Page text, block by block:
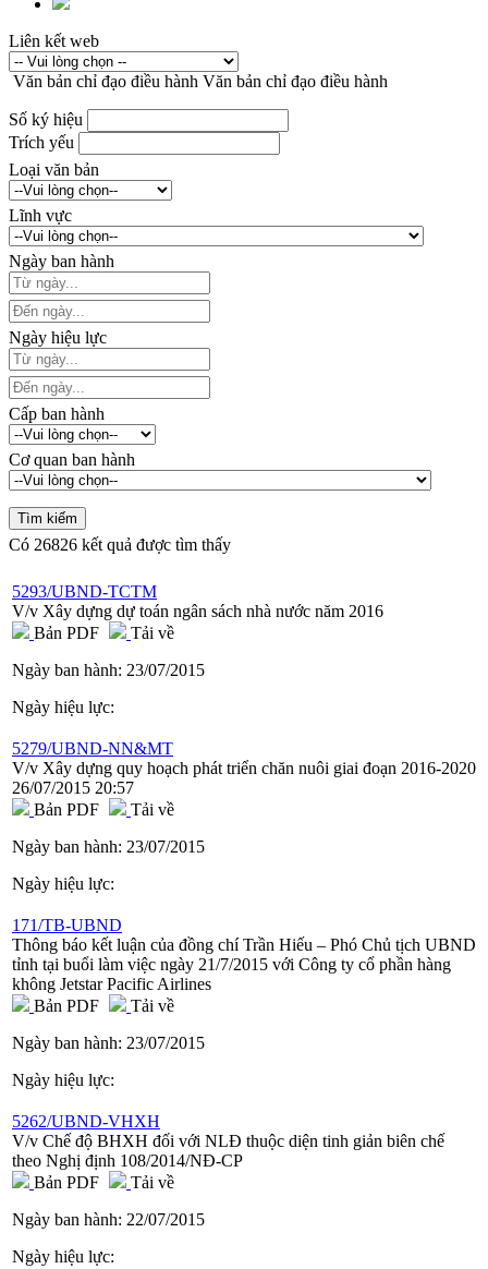
Liên kết web
Văn bản chỉ đạo điều hành Văn bản chỉ đạo điều hành
Số ký hiệu
Trích yếu
Loại văn bản
Lĩnh vực
Ngày ban hành
Ngày hiệu lực
Cấp ban hành
Cơ quan ban hành
Có 26826 kết quả được tìm thấy
5293/UBND-TCTM
V/v Xây dựng dự toán ngân sách nhà nước năm 2016
Bản PDF
Tải về
Ngày ban hành: 23/07/2015
Ngày hiệu lực:
5279/UBND-NN&MT
V/v Xây dựng quy hoạch phát triển chăn nuôi giai đoạn 2016-2020
26/07/2015 20:57
Bản PDF
Tải về
Ngày ban hành: 23/07/2015
Ngày hiệu lực:
171/TB-UBND
Thông báo kết luận của đồng chí Trần Hiếu – Phó Chủ tịch UBND
tỉnh tại buổi làm việc ngày 21/7/2015 với Công ty cổ phần hàng
không Jetstar Pacific Airlines
Bản PDF
Tải về
Ngày ban hành: 23/07/2015
Ngày hiệu lực:
5262/UBND-VHXH
V/v Chế độ BHXH đối với NLĐ thuộc diện tinh giản biên chế
theo Nghị định 108/2014/NĐ-CP
Bản PDF
Tải về
Ngày ban hành: 22/07/2015
Ngày hiệu lực: